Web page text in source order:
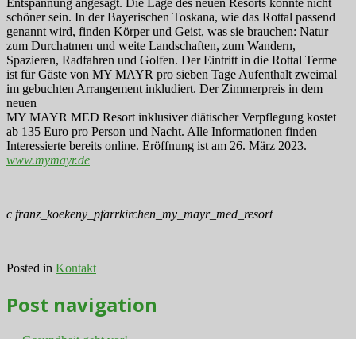
schöner sein. In der Bayerischen Toskana, wie das Rottal passend
genannt wird, finden Körper und Geist, was sie brauchen: Natur
zum Durchatmen und weite Landschaften, zum Wandern,
Spazieren, Radfahren und Golfen. Der Eintritt in die Rottal Terme
ist für Gäste von MY MAYR pro sieben Tage Aufenthalt zweimal
im gebuchten Arrangement inkludiert. Der Zimmerpreis in dem
neuen
MY MAYR MED Resort inklusiver diätischer Verpflegung kostet
ab 135 Euro pro Person und Nacht. Alle Informationen finden
Interessierte bereits online. Eröffnung ist am 26. März 2023.
www.mymayr.de
c franz_koekeny_pfarrkirchen_my_mayr_med_resort
Posted in Kontakt
Post navigation